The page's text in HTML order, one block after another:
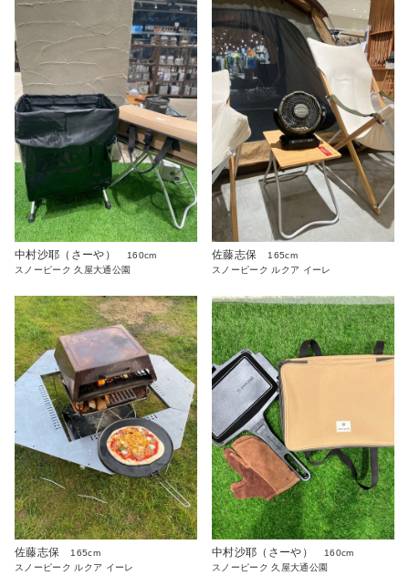
中村沙耶（さーや）
160cm
スノーピーク 久屋大通公園
佐藤志保
165cm
スノーピーク ルクア イーレ
佐藤志保
165cm
スノーピーク ルクア イーレ
中村沙耶（さーや）
160cm
スノーピーク 久屋大通公園